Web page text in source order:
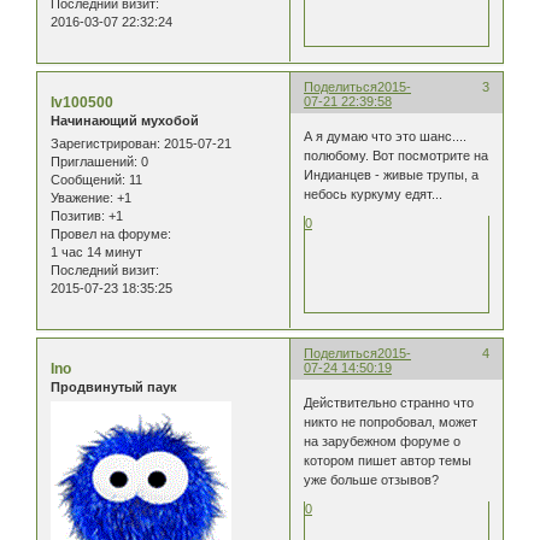
Последний визит:
2016-03-07 22:32:24
Поделиться 3
2015-
07-21 22:39:58
Iv100500
Начинающий мухобой
Зарегистрирован: 2015-07-21
Приглашений: 0
Сообщений: 11
Уважение: +1
Позитив: +1
Провел на форуме:
1 час 14 минут
Последний визит:
2015-07-23 18:35:25
А я думаю что это шанс....
полюбому. Вот посмотрите на
Индианцев - живые трупы, а
небось куркуму едят...
0
Поделиться 4
2015-
07-24 14:50:19
Ino
Продвинутый паук
Действительно странно что
никто не попробовал, может
на зарубежном форуме о
котором пишет автор темы
уже больше отзывов?
0